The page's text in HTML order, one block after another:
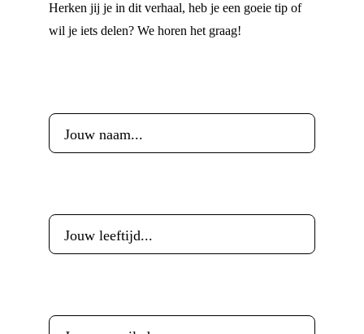
Herken jij je in dit verhaal, heb je een goeie tip of
wil je iets delen? We horen het graag!